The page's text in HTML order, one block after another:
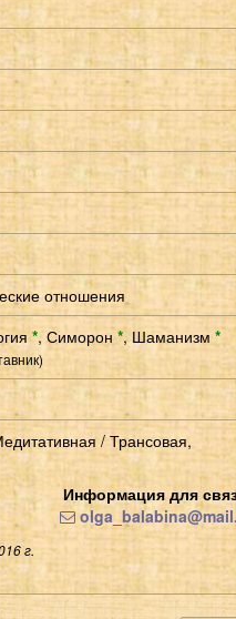
отношения
*, Симорон*,Шаманизм*
/ Трансовая,
Информация для
г.